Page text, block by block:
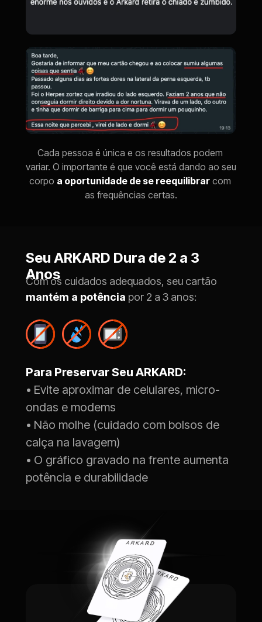
Cada pessoa é única e os resultados podem
variar. O importante é que você está dando ao seu
corpo a oportunidade de se reequilibrar com
as frequências certas.
Para Preservar Seu ARKARD:
• Evite aproximar de celulares, micro-
ondas e modems
• Não molhe (cuidado com bolsos de
calça na lavagem)
• O gráfico gravado na frente aumenta
potência e durabilidade
Seu ARKARD Dura de 2 a 3
Anos
mantém a potência por 2 a 3 anos: